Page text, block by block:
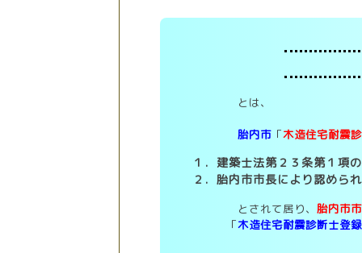
とは、
胎内市 「木造住宅耐震
１．建築士法第２３条第１項
２．胎内市市長により認めら
とされて居り、胎内市
「木造住宅耐震診断士登